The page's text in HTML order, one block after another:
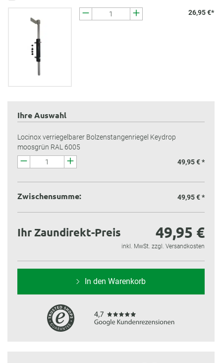
26,95 €*
Ihre Auswahl
Locinox verriegelbarer Bolzenstangenriegel Keydrop
moosgrün RAL 6005
49,95 € *
Zwischensumme: 49,95 €*
Ihr Zaundirekt-Preis 49,95 €
inkl. MwSt. zzgl. Versandkosten
In den Warenkorb